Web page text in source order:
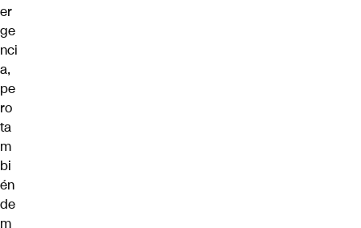
er
ge
nci
a,
pe
ro
ta
m
bi
én
de
m